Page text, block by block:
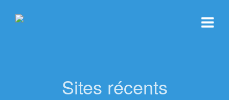
Sites récents